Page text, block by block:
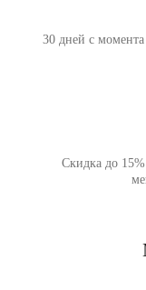
30 дней с
Скидка до